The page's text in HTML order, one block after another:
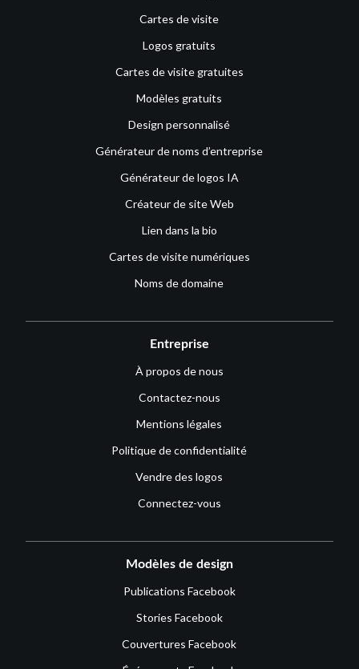
Cartes de visite
Logos gratuits
Cartes de visite gratuites
Modèles gratuits
Design personnalisé
Générateur de noms d’entreprise
Générateur de logos IA
Créateur de site Web
Lien dans la bio
Cartes de visite numériques
Noms de domaine
Entreprise
À propos de nous
Contactez-nous
Mentions légales
Politique de confidentialité
Vendre des logos
Connectez-vous
Modèles de design
Publications Facebook
Stories Facebook
Couvertures Facebook